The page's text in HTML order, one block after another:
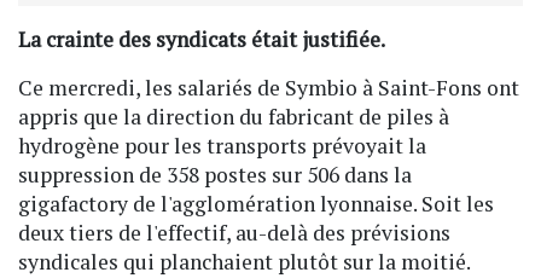
La crainte des syndicats était justifiée.
Ce mercredi, les salariés de Symbio à Saint-Fons ont
appris que la direction du fabricant de piles à
hydrogène pour les transports prévoyait la
suppression de 358 postes sur 506 dans la
gigafactory de l'agglomération lyonnaise. Soit les
deux tiers de l'effectif, au-delà des prévisions
syndicales qui planchaient plutôt sur la moitié.